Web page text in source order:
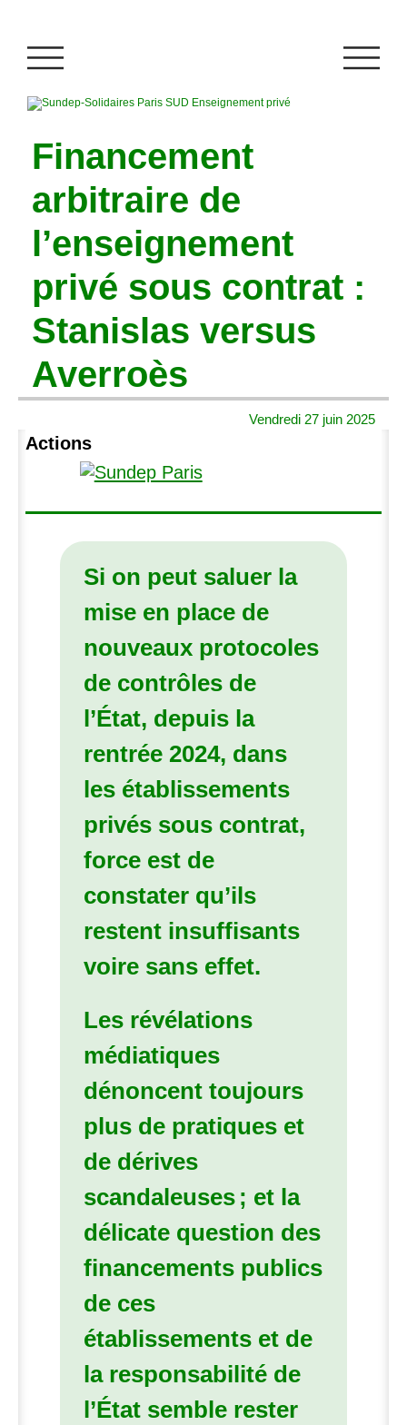
Financement
arbitraire de
l’enseignement
privé sous contrat :
Stanislas versus
Averroès
Vendredi 27 juin 2025
Actions
Si on peut saluer la
mise en place de
nouveaux protocoles
de contrôles de
l’État, depuis la
rentrée 2024, dans
les établissements
privés sous contrat,
force est de
constater qu’ils
restent insuffisants
voire sans effet.
Les révélations
médiatiques
dénoncent toujours
plus de pratiques et
de dérives
scandaleuses ; et la
délicate question des
financements publics
de ces
établissements et de
la responsabilité de
l’État semble rester